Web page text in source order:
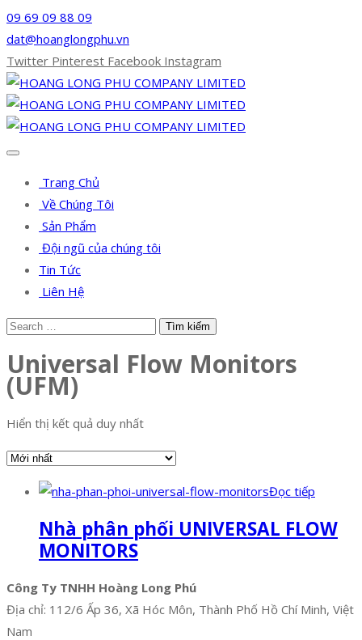
09 69 09 88 09
dat@hoanglongphu.vn
Twitter Pinterest Facebook Instagram
Trang Chủ
Về Chúng Tôi
Sản Phẩm
Đội ngũ của chúng tôi
Tin Tức
Liên Hệ
Universal Flow Monitors
(UFM)
Hiển thị kết quả duy nhất
Đọc tiếp
Nhà phân phối UNIVERSAL FLOW
MONITORS
Công Ty TNHH Hoàng Long Phú
Địa chỉ: 112/6 Ấp 36, Xã Hóc Môn, Thành Phố Hồ Chí Minh, Việt
Nam